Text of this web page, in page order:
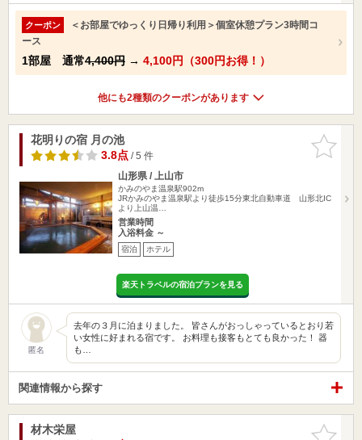
クーポン
＜お部屋でゆっくり日帰り利用＞個室休憩プラン3時間コ
ース
1部屋 通常4,400円 → 4,100円（300円お得！）
他にも2種類のクーポンがあります
お気に入
りに追加
花明りの宿 月の池
3.8点/ 5 件
山形県 / 上山市
かみのやま温泉駅902m
JRかみのやま温泉駅より徒歩15分東北自動車道 山形北IC
より上山温…
営業時間
入浴料金 ～
宿泊 ホテル
楽天トラベルの宿泊プランを見る
匿名
去年の３月に泊まりました。 皆さんがおっしゃっているとおり若
い女性に好まれる宿です。 お料理も接客もとても良かった！ 器
も…
関連情報から探す
お気に入
材木栄屋